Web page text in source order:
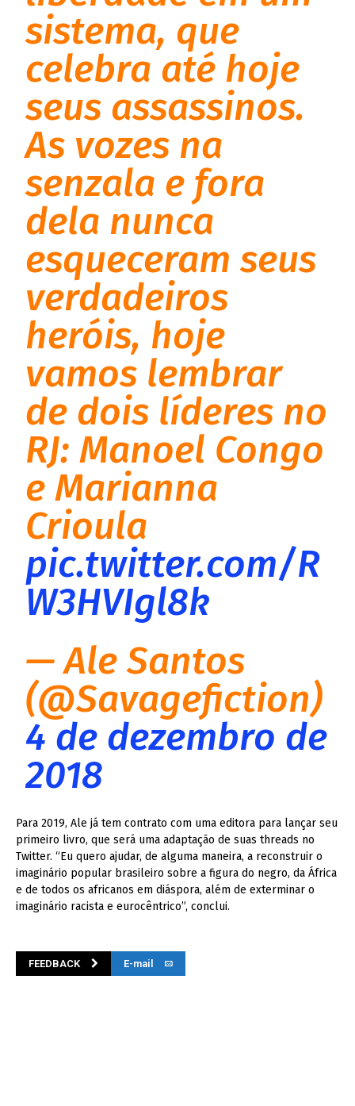
sistema, que
celebra até hoje
seus assassinos.
As vozes na
senzala e fora
dela nunca
esqueceram seus
verdadeiros
heróis, hoje
vamos lembrar
de dois líderes no
RJ: Manoel Congo
e Marianna
Crioula
pic.twitter.com/R
W3HVIgl8k
— Ale Santos
(@Savagefiction)
4 de dezembro de
2018
Para 2019, Ale já tem contrato com uma editora para lançar seu
primeiro livro, que será uma adaptação de suas threads no
Twitter. “Eu quero ajudar, de alguma maneira, a reconstruir o
imaginário popular brasileiro sobre a figura do negro, da África
e de todos os africanos em diáspora, além de exterminar o
imaginário racista e eurocêntrico”, conclui.
FEEDBACK E-mail